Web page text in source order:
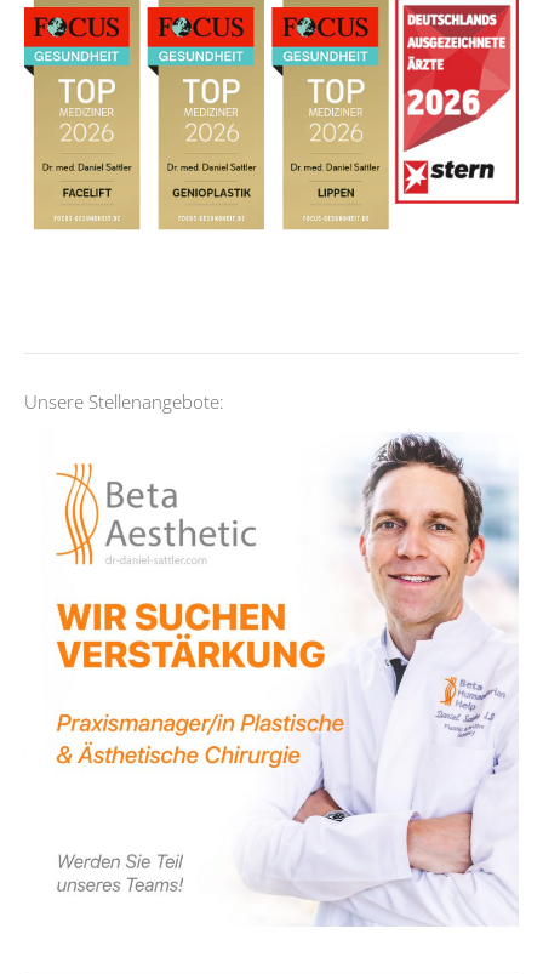
Unsere Stellenangebote: